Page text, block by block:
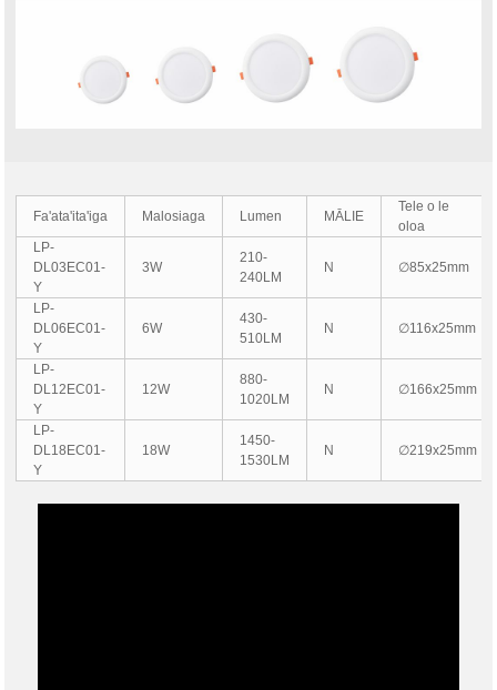
Fa'ata'ita'iga Malosiaga Lumen MĀLIE
Tele o le
oloa
LP-
DL03EC01-
Y
3W
210-
240LM
N ∅85x25mm
LP-
DL06EC01-
Y
6W
430-
510LM
N ∅116x25mm
LP-
DL12EC01-
Y
12W
880-
1020LM
N ∅166x25mm
LP-
DL18EC01-
Y
18W
1450-
1530LM
N ∅219x25mm